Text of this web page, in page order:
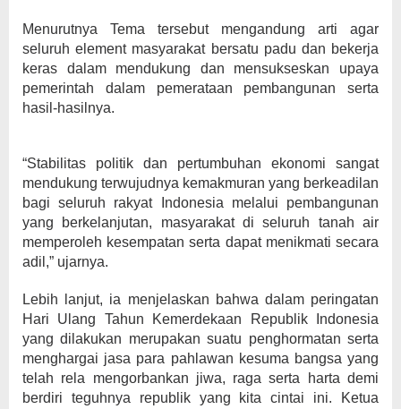
Menurutnya Tema tersebut mengandung arti agar
seluruh element masyarakat bersatu padu dan bekerja
keras dalam mendukung dan mensukseskan upaya
pemerintah dalam pemerataan pembangunan serta
hasil-hasilnya.
“Stabilitas politik dan pertumbuhan ekonomi sangat
mendukung terwujudnya kemakmuran yang berkeadilan
bagi seluruh rakyat Indonesia melalui pembangunan
yang berkelanjutan, masyarakat di seluruh tanah air
memperoleh kesempatan serta dapat menikmati secara
adil,” ujarnya.
Lebih lanjut, ia menjelaskan bahwa dalam peringatan
Hari Ulang Tahun Kemerdekaan Republik Indonesia
yang dilakukan merupakan suatu penghormatan serta
menghargai jasa para pahlawan kesuma bangsa yang
telah rela mengorbankan jiwa, raga serta harta demi
berdiri teguhnya republik yang kita cintai ini. Ketua